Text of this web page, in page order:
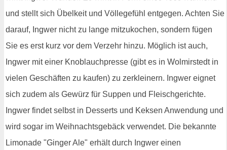
und stellt sich Übelkeit und Völlegefühl entgegen. Achten Sie
darauf, Ingwer nicht zu lange mitzukochen, sondern fügen
Sie es erst kurz vor dem Verzehr hinzu. Möglich ist auch,
Ingwer mit einer Knoblauchpresse (gibt es in Wolmirstedt in
vielen Geschäften zu kaufen) zu zerkleinern. Ingwer eignet
sich zudem als Gewürz für Suppen und Fleischgerichte.
Ingwer findet selbst in Desserts und Keksen Anwendung und
wird sogar im Weihnachtsgebäck verwendet. Die bekannte
Limonade "Ginger Ale" erhält durch Ingwer einen